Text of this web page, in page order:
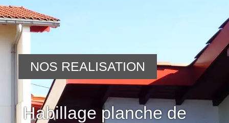
Habillage planche de
NOS REALISATION